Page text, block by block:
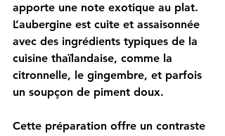
apporte une note exotique au plat.
L’aubergine est cuite et assaisonnée
avec des ingrédients typiques de la
cuisine thaïlandaise, comme la
citronnelle, le gingembre, et parfois
un soupçon de piment doux.
Cette préparation offre un contraste